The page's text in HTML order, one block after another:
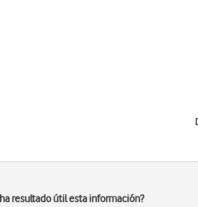
resultado útil esta información?